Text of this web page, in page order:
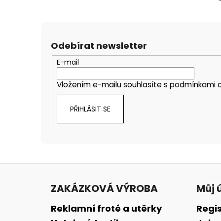
Odebírat newsletter
E-mail
Vložením e-mailu souhlasíte s podmínkami
PŘIHLÁSIT SE
ZAKÁZKOVÁ VÝROBA
Reklamní froté a utěrky
Můj